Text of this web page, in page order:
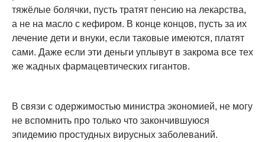
тяжёлые болячки, пусть тратят пенсию на лекарства,
а не на масло с кефиром. В конце концов, пусть за их
лечение дети и внуки, если таковые имеются, платят
сами. Даже если эти деньги уплывут в закрома все тех
же жадных фармацевтических гигантов.
В связи с одержимостью министра экономией, не могу
не вспомнить про только что закончившуюся
эпидемию простудных вирусных заболеваний.